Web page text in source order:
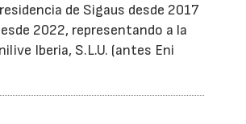
de Sigaus desde 2017
2022, representando a la
Iberia, S.L.U. (antes Eni